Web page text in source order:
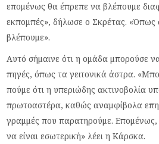
επομένως θα έπρεπε να βλέπουμε
εκπομπές», δήλωσε ο Σκρέτας. «Όπως
βλέπουμε».
Αυτό σήμαινε ότι η ομάδα μπορούσε
πηγές, όπως τα γειτονικά άστρα.
πούμε ότι η υπεριώδης ακτινοβολία
πρωτοαστέρα, καθώς αναμφίβολα
γραμμές που παρατηρούμε. Επομένως,
να είναι εσωτερική» λέει η Κάρσκα.